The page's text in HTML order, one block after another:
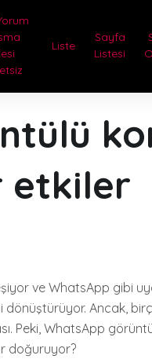
Liste
Sayfa
Listesi
etkiler
ve WhatsApp gibi
Ancak,
Peki, WhatsApp
doğuruyor?